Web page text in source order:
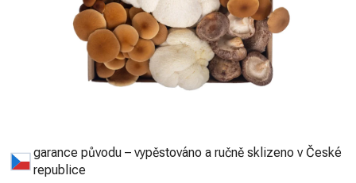
garance původu – vypěstováno a ručně sklizeno v České
republice